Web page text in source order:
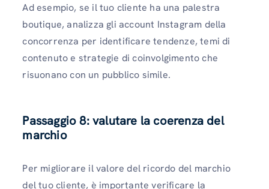
Ad esempio, se il tuo cliente ha una palestra
boutique, analizza gli account Instagram della
concorrenza per identificare tendenze, temi di
contenuto e strategie di coinvolgimento che
risuonano con un pubblico simile.
Passaggio 8: valutare la coerenza del
marchio
Per migliorare il valore del ricordo del marchio
del tuo cliente, è importante verificare la